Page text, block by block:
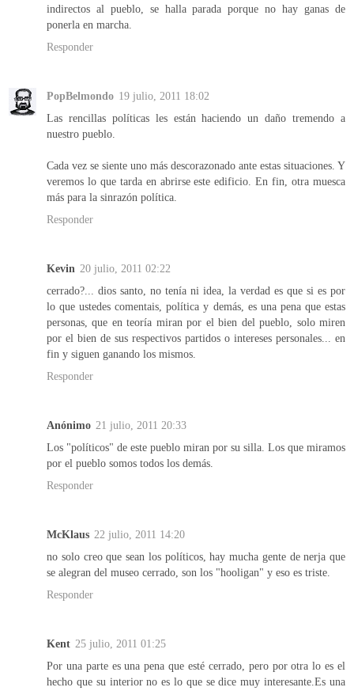
indirectos al pueblo, se halla parada porque no hay ganas de
ponerla en marcha.
Responder
PopBelmondo 19 julio, 2011 18:02
Las rencillas políticas les están haciendo un daño tremendo a
nuestro pueblo.
Cada vez se siente uno más descorazonado ante estas situaciones. Y
veremos lo que tarda en abrirse este edificio. En fin, otra muesca
más para la sinrazón política.
Responder
Kevin 20 julio, 2011 02:22
cerrado?... dios santo, no tenía ni idea, la verdad es que si es por
lo que ustedes comentais, política y demás, es una pena que estas
personas, que en teoría miran por el bien del pueblo, solo miren
por el bien de sus respectivos partidos o intereses personales... en
fin y siguen ganando los mismos.
Responder
Anónimo 21 julio, 2011 20:33
Los "políticos" de este pueblo miran por su silla. Los que miramos
por el pueblo somos todos los demás.
Responder
McKlaus 22 julio, 2011 14:20
no solo creo que sean los políticos, hay mucha gente de nerja que
se alegran del museo cerrado, son los "hooligan" y eso es triste.
Responder
Kent 25 julio, 2011 01:25
Por una parte es una pena que esté cerrado, pero por otra lo es el
hecho que su interior no es lo que se dice muy interesante.Es una